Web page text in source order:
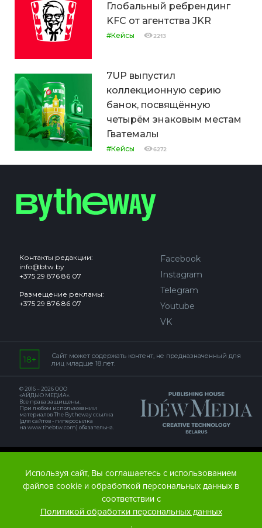
Глобальный ребрендинг
KFC от агентства JKR
#Кейсы 2213
7UP выпустил
коллекционную серию
банок, посвящённую
четырём знаковым местам
Гватемалы
#Кейсы 6272
Контакты редакции:
info@btw.by
+375 29 876 86 07
Размещение рекламы:
+375 29 876 86 07
Facebook
Instagram
Telegram
Youtube
VK
Сайт может содержать контент, не предназначенный для
лиц младше 18 лет.
© 2016 – 2026 ООО
«АЙДЬЮ МЕДИА».
Все права защищены.
При любом использовании
материалов The Bytheway ссылка
(для сайтов - гиперссылка
на www.thebtw.com) обязательна.
Используя сайт, Вы соглашаетесь с использованием
файлов cookie и обработкой персональных данных в
соответствии с
Политикой обработки персональных данных
.